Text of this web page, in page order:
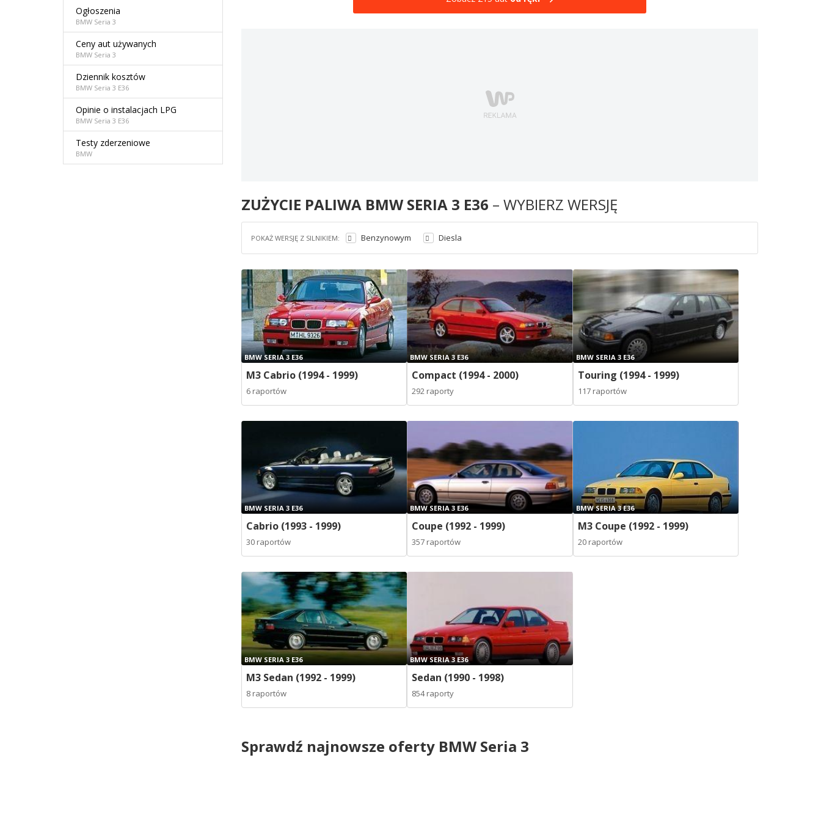
ZUŻYCIE PALIWA BMW SERIA 3 E36 – WYBIERZ WERSJĘ
POKAŻ WERSJĘ Z SILNIKIEM: Benzynowym Diesla
BMW SERIA 3 E36
M3 Cabrio (1994 - 1999)
6 raportów
BMW SERIA 3 E36
Compact (1994 - 2000)
292 raporty
BMW SERIA 3 E36
Touring (1994 - 1999)
117 raportów
BMW SERIA 3 E36
Cabrio (1993 - 1999)
30 raportów
BMW SERIA 3 E36
Coupe (1992 - 1999)
357 raportów
BMW SERIA 3 E36
M3 Coupe (1992 - 1999)
20 raportów
BMW SERIA 3 E36
M3 Sedan (1992 - 1999)
8 raportów
BMW SERIA 3 E36
Sedan (1990 - 1998)
854 raporty
Sprawdź najnowsze oferty BMW Seria 3
Ogłoszenia
BMW Seria 3
Ceny aut używanych
BMW Seria 3
Dziennik kosztów
BMW Seria 3 E36
Opinie o instalacjach LPG
BMW Seria 3 E36
Testy zderzeniowe
BMW